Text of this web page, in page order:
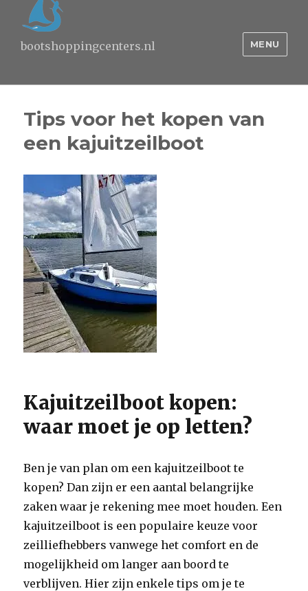
bootshoppingcenters.nl MENU
Tips voor het kopen van
een kajuitzeilboot
Kajuitzeilboot kopen:
waar moet je op letten?
Ben je van plan om een kajuitzeilboot te
kopen? Dan zijn er een aantal belangrijke
zaken waar je rekening mee moet houden. Een
kajuitzeilboot is een populaire keuze voor
zeilliefhebbers vanwege het comfort en de
mogelijkheid om langer aan boord te
verblijven. Hier zijn enkele tips om je te